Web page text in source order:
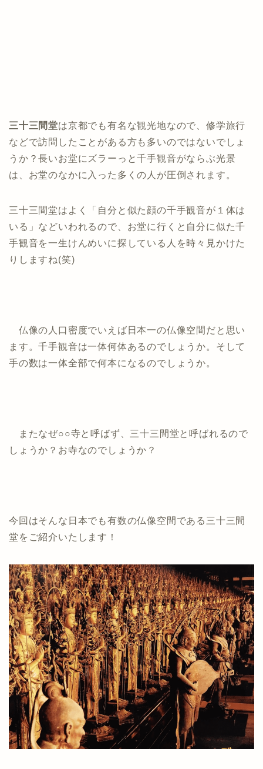
三十三間堂は京都でも有名な観光地なので、修学旅行
などで訪問したことがある方も多いのではないでしょ
うか？長いお堂にズラーっと千手観音がならぶ光景
は、お堂のなかに入った多くの人が圧倒されます。
三十三間堂はよく「自分と似た顔の千手観音が１体は
いる」などいわれるので、お堂に行くと自分に似た千
手観音を一生けんめいに探している人を時々見かけた
りしますね(笑)
仏像の人口密度でいえば日本一の仏像空間だと思い
ます。千手観音は一体何体あるのでしょうか。そして
手の数は一体全部で何本になるのでしょうか。
またなぜ○○寺と呼ばず、三十三間堂と呼ばれるので
しょうか？お寺なのでしょうか？
今回はそんな日本でも有数の仏像空間である三十三間
堂をご紹介いたします！